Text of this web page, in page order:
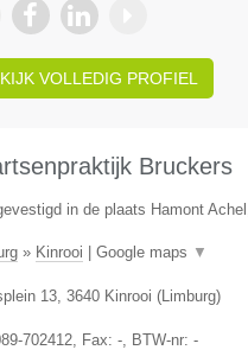
VOLLEDIG PROFIEL
Bruckers
in de plaats Hamont
» Kinrooi Google maps ▼
13, 3640 Kinrooi (Limburg)
702412, Fax: -, BTW-nr: -